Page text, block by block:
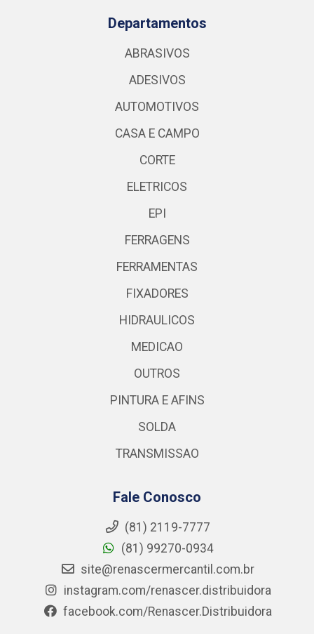
Departamentos
ABRASIVOS
ADESIVOS
AUTOMOTIVOS
CASA E CAMPO
CORTE
ELETRICOS
EPI
FERRAGENS
FERRAMENTAS
FIXADORES
HIDRAULICOS
MEDICAO
OUTROS
PINTURA E AFINS
SOLDA
TRANSMISSAO
Fale Conosco
(81) 2119-7777
(81) 99270-0934
site@renascermercantil.com.br
instagram.com/renascer.distribuidora
facebook.com/Renascer.Distribuidora